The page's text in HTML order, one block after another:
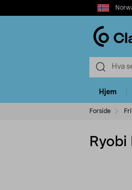
Select
market
Hjem
Forside